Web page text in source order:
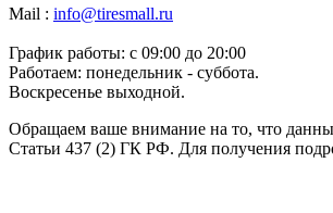
Mail : info@tiresmall.ru
График работы: c 09:00 до 20:00
Работаем: понедельник - суббота.
Воскресенье выходной.
Обращаем ваше внимание на то, что
Статьи 437 (2) ГК РФ. Для получения